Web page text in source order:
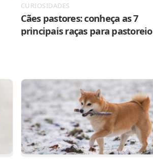
CURIOSIDADES
Cães pastores: conheça as 7
principais raças para pastoreio